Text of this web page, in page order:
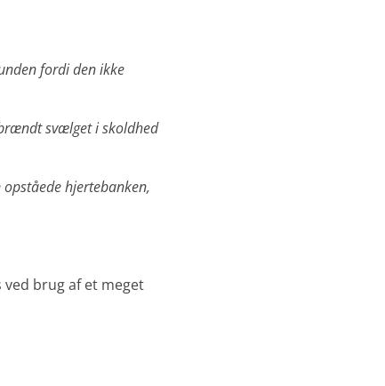
fordi den ikke
svælget i skoldhed
hjertebanken,
brug af et meget